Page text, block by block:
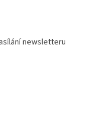
newsletteru